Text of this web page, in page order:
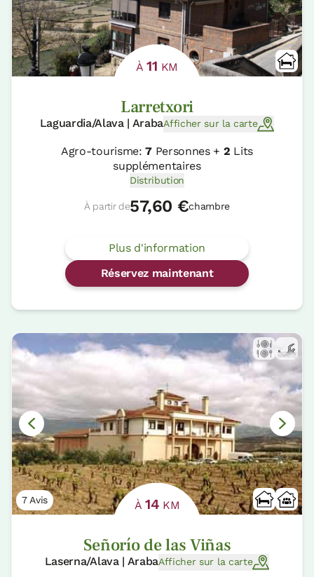
À11 KM
Larretxori
Laguardia/Alava | ArabaAfficher sur la carte
Agro-tourisme:7Personnes + 2 Lits
supplémentaires
Distribution
À partir de57,60 €chambre
Plus d'information
Réservez maintenant
7 Avis À 14 KM
Señorío de las Viñas
Laserna/Alava | ArabaAfficher sur la carte